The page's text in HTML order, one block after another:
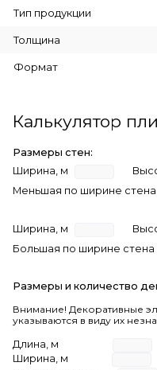
Тип продукции
Толщина
Формат
Калькулятор
Размеры стен:
Ширина, м
Меньшая по ширине стена
Ширина, м
Большая по ширине стена
Размеры и количество
Внимание! Декоративные
указываются в виду их
Длина, м
Ширина, м